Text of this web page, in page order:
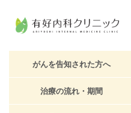
がんを告知された方へ
治療の流れ・期間